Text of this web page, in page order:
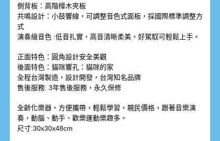
側背板：高階樺木夾板
共鳴設計：小鼓響線，可調整音色式面板，採國際標準調整方
式
演奏級音色 :低音扎實，高音清晰柔美，好駕馭可輕鬆上手。
正面特色：圓角設計安全美觀
後面特色：貓咪響孔：貓咪的家
全程台灣製造，設計開發，台灣知名品牌
售後服務: 3年售後服務，永久保修
全齡化樂器，方便攜帶，輕鬆學習，親民價格，跟著音樂演
奏，動腦、動手、歡樂運動樂趣多。
尺寸:30x30x48cm